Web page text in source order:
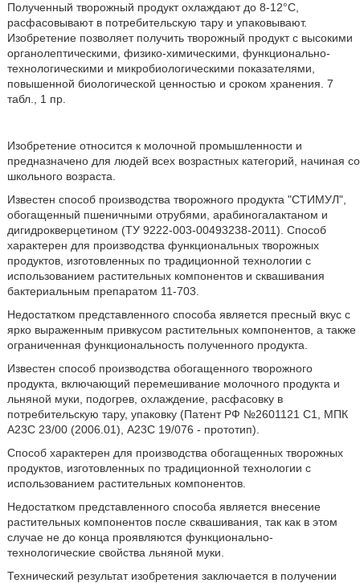
Полученный творожный продукт охлаждают до 8-12°С,
расфасовывают в потребительскую тару и упаковывают.
Изобретение позволяет получить творожный продукт с высокими
органолептическими, физико-химическими, функционально-
технологическими и микробиологическими показателями,
повышенной биологической ценностью и сроком хранения. 7
табл., 1 пр.
Изобретение относится к молочной промышленности и
предназначено для людей всех возрастных категорий, начиная со
школьного возраста.
Известен способ производства творожного продукта "СТИМУЛ",
обогащенный пшеничными отрубями, арабиногалактаном и
дигидрокверцетином (ТУ 9222-003-00493238-2011). Способ
характерен для производства функциональных творожных
продуктов, изготовленных по традиционной технологии с
использованием растительных компонентов и сквашивания
бактериальным препаратом 11-703.
Недостатком представленного способа является пресный вкус с
ярко выраженным привкусом растительных компонентов, а также
ограниченная функциональность полученного продукта.
Известен способ производства обогащенного творожного
продукта, включающий перемешивание молочного продукта и
льняной муки, подогрев, охлаждение, расфасовку в
потребительскую тару, упаковку (Патент РФ №2601121 С1, МПК
А23С 23/00 (2006.01), А23С 19/076 - прототип).
Способ характерен для производства обогащенных творожных
продуктов, изготовленных по традиционной технологии с
использованием растительных компонентов.
Недостатком представленного способа является внесение
растительных компонентов после сквашивания, так как в этом
случае не до конца проявляются функционально-
технологические свойства льняной муки.
Технический результат изобретения заключается в получении